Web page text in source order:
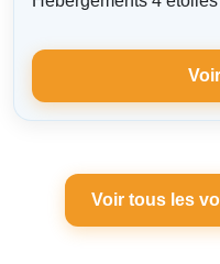
Voir tous les